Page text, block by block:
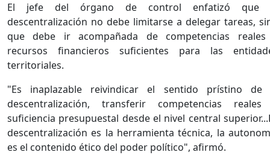
El jefe del órgano de control enfatizó que
descentralización no debe limitarse a delegar tareas,
que debe ir acompañada de competencias
recursos financieros suficientes para las
territoriales.
"Es inaplazable reivindicar el sentido prístino de
descentralización, transferir competencias
suficiencia presupuestal desde el nivel central
descentralización es la herramienta técnica, la
es el contenido ético del poder político", afirmó.